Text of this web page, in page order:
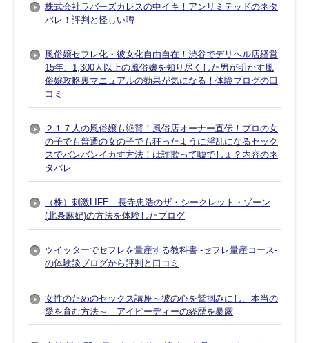
株式会社ラバーズカレスの中イキ！アンリミテッドのネタ
バレ！評判と怪しい噂
風俗嬢セフレ化・彼女化自由自在！渋谷でデリヘル店経営
15年、1,300人以上の風俗嬢を知り尽くした男が明かす風
俗嬢攻略裏マニュアルの効果が気になる！体験ブログの口
コミ
２１７人の風俗嬢も絶賛！風俗店オーナー直伝！プロの女
の子でも普通の女の子でも狂ったように淫乱になるセック
スでバンバンイカす方法！は詐欺って嘘でしょ？内容のネ
タバレ
（株）刺激LIFE 長寺忠浩のザ・シークレット・ゾーン
(北条麻妃)の方法を体験したブログ
ツイッターでセフレを量産する教科書 -セフレ量産コース-
の体験談ブログから評判と口コミ
女性のためのセックス講座～彼の心を鷲掴みにし、本当の
愛を育む方法～ アイピーディーの経歴を暴露